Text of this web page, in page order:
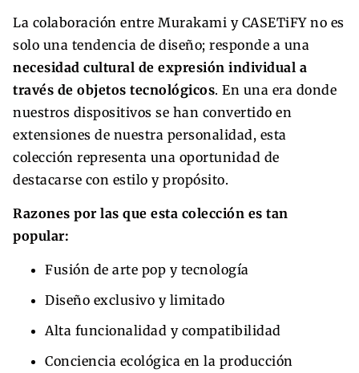
La colaboración entre Murakami y CASETiFY no es
solo una tendencia de diseño; responde a una
necesidad cultural de expresión individual a
través de objetos tecnológicos. En una era donde
nuestros dispositivos se han convertido en
extensiones de nuestra personalidad, esta
colección representa una oportunidad de
destacarse con estilo y propósito.
Razones por las que esta colección es tan
popular:
Fusión de arte pop y tecnología
Diseño exclusivo y limitado
Alta funcionalidad y compatibilidad
Conciencia ecológica en la producción